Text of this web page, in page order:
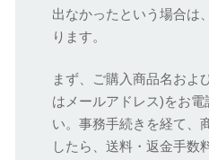
出なかったという場合は
ります。
まず、ご購入商品名およ
はメールアドレス)をお電
い。事務手続きを経て、
したら、送料・返金手数